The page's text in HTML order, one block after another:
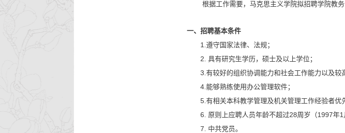
根据工作需要，马克思主义学院拟招聘学院教
一、招聘基本条件
1. 遵守国家法律、法规；
2. 具有研究生学历，硕士及以上学位；
3. 有较好的组织协调能力和社会工作能力以及较
4. 能够熟练使用办公管理软件；
5. 有相关本科教学管理及机关管理工作经验者优
6. 原则上应聘人员年龄不超过28周岁（1997年1
7.
中共党员。